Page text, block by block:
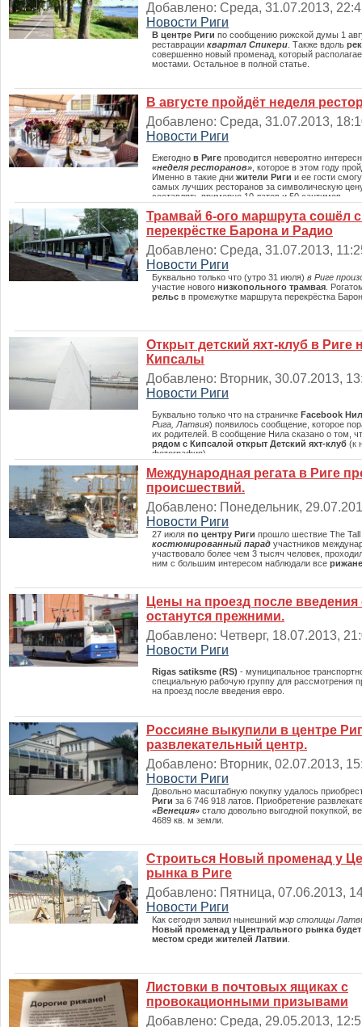
Добавлено: Среда, 31.07.2013,
Новости Риги
В центре Риги по сообщению рижской думы 1
реставрации квартал Спикери . Также вдоль
совершенно новый променад, который
мостами. Остальное в полной статье.
В августе пройдёт неделя
Добавлено: Среда, 31.07.2013,
Новости Риги
Ежегодно в Риге проводится невероятно
«неделя ресторанов» , которое в этом году
Именно в такие дни жители Риги и ее гости
самых лучших ресторанов за символическую
составлять примерно 10 латов и 50 сантимов.
Трамвай 6-ого маршрута сошёл
перекрёстке Барона и Радио
Добавлено: Среда, 31.07.2013,
Новости Риги
Буквально только что (утро 31 июля) в Риге
участие нового низкопольного трамвая .
рельс в промежутке маршрута перекрёстка
Открыт детский яхт-клуб в Риге
Кипсалы
Добавлено: Вторник, 30.07.2013,
Новости Риги
Буквально только что на страничке Facebook
Рига, Латвия) появилось сообщение, которое
их родителей. В сообщение Нила сказано о том,
рядом с Кипсалой открыт Детский яхт-клуб (к
фотография).
Международная регата в Риге
происшествий.
Добавлено: Понедельник,
Новости Риги
27 июля по центру Риги прошло шествие The
костюмированный парад участников
участвовало более чем 3 тысяч человек,
ним с большим интересом наблюдали все
Цены на проезд после введения
останутся прежними.
Добавлено: Четверг, 18.07.2013,
Новости Риги
Rigas satiksme (RS) - муниципальное
специальную рабочую группу для рассмотрения
на проезд после введения евро.
Россияне выкупили в центре
развлекательный центр.
Добавлено: Вторник, 02.07.2013,
Новости Риги
Довольно масштабную покупку удалось
Риги за 6 746 918 латов. Приобретение
«Венеция» стало довольно выгодной покупкой,
4689 кв. м земли.
Строиться Новый променад у
рынка в Риге
Добавлено: Пятница, 07.06.2013,
Новости Риги
Как сегодня заявил нынешний мэр столицы
Новый променад у Центрального рынка
местом среди жителей Латвии
Листовки в почтовых ящиках с
провокационными призывами
Добавлено: Среда, 29.05.2013,